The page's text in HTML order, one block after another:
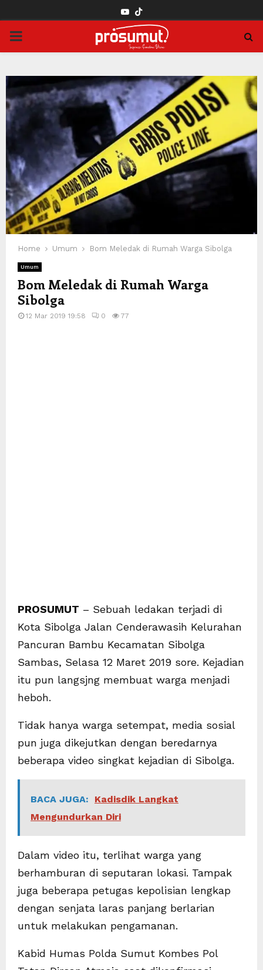
YOUTUBE
PRIMARY
Home Umum Bom Meledak di Rumah Warga Sibolga
Umum
Bom Meledak di Rumah Warga
Sibolga
12 Mar 2019 19:58 0 77
PROSUMUT – Sebuah ledakan terjadi di
Kota Sibolga Jalan Cenderawasih Kelurahan
Pancuran Bambu Kecamatan Sibolga
Sambas, Selasa 12 Maret 2019 sore. Kejadian
itu pun langsjng membuat warga menjadi
heboh.
Tidak hanya warga setempat, media sosial
pun juga dikejutkan dengan beredarnya
beberapa video singkat kejadian di Sibolga.
BACA JUGA:
Kadisdik Langkat
Mengundurkan Diri
Dalam video itu, terlihat warga yang
berhamburan di seputaran lokasi. Tampak
juga beberapa petugas kepolisian lengkap
dengan senjata laras panjang berlarian
untuk melakukan pengamanan.
Kabid Humas Polda Sumut Kombes Pol